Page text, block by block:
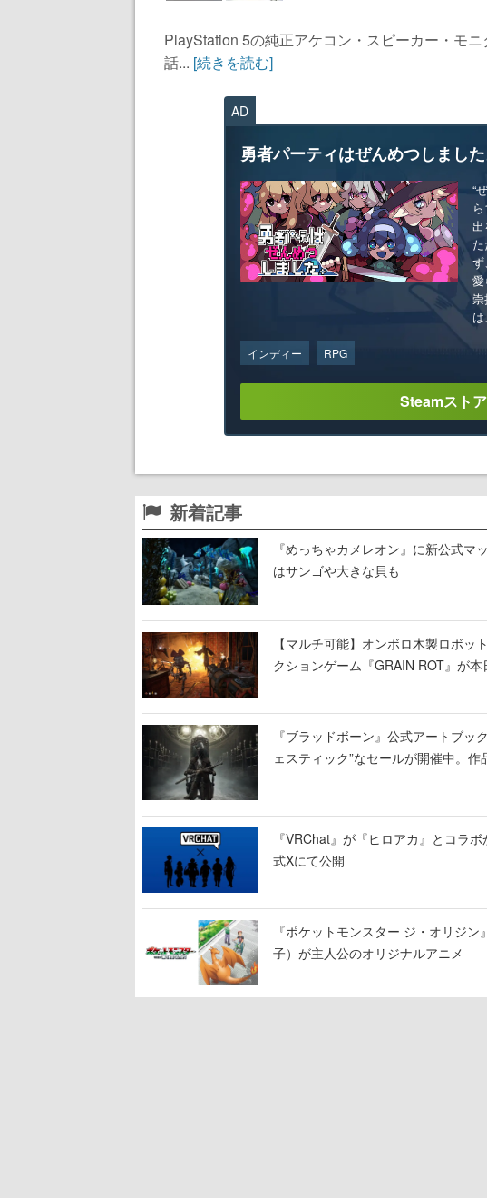
PlayStation 5の純正アケコン・スピーカー・モ
話... [続きを読む]
AD
勇者パーティはぜんめつしました
“
出
は
インディー RPG
Steamスト
新着記事
『めっちゃカメレオン』に新公式
はサンゴや大きな貝も
【マルチ可能】オンボロ木製ロボッ
クションゲーム『GRAIN ROT』が本
『ブラッドボーン』公式アートブ
ェスティック”なセールが開催中。
『VRChat』が『ヒロアカ』とコラ
式Xにて公開
『ポケットモンスター ジ・オリジ
子）が主人公のオリジナルアニメ